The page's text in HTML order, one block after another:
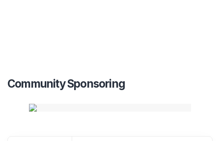
Community Sponsoring